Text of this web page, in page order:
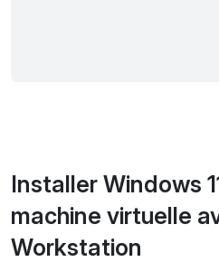
Installer Windows
machine virtuelle
Workstation